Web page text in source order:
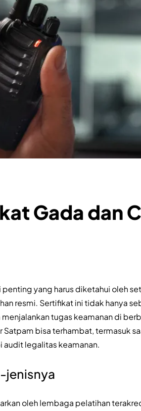
Gada dan
yang harus diketahui oleh
resmi. Sertifikat ini tidak hanya
tugas keamanan di
Satpam bisa terhambat, termasuk
audit legalitas keamanan.
jenisnya
oleh lembaga pelatihan